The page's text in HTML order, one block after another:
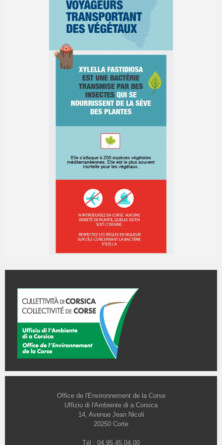
Office de l'Environnement de la Corse
Uffiziu di l'Ambiente di a Corsica
14, Avenue Jean Nicoli
20250 Corte
Tél : 04.95.45.04.00